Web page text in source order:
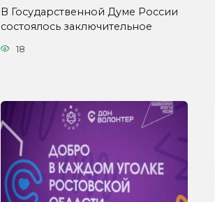
В Государственной Думе России
состоялось заключительное
18